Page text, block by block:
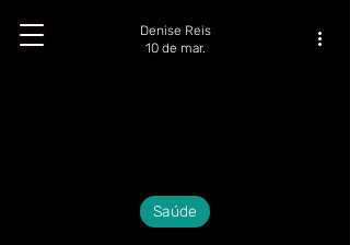
Saúde
Denise Reis
10 de mar.